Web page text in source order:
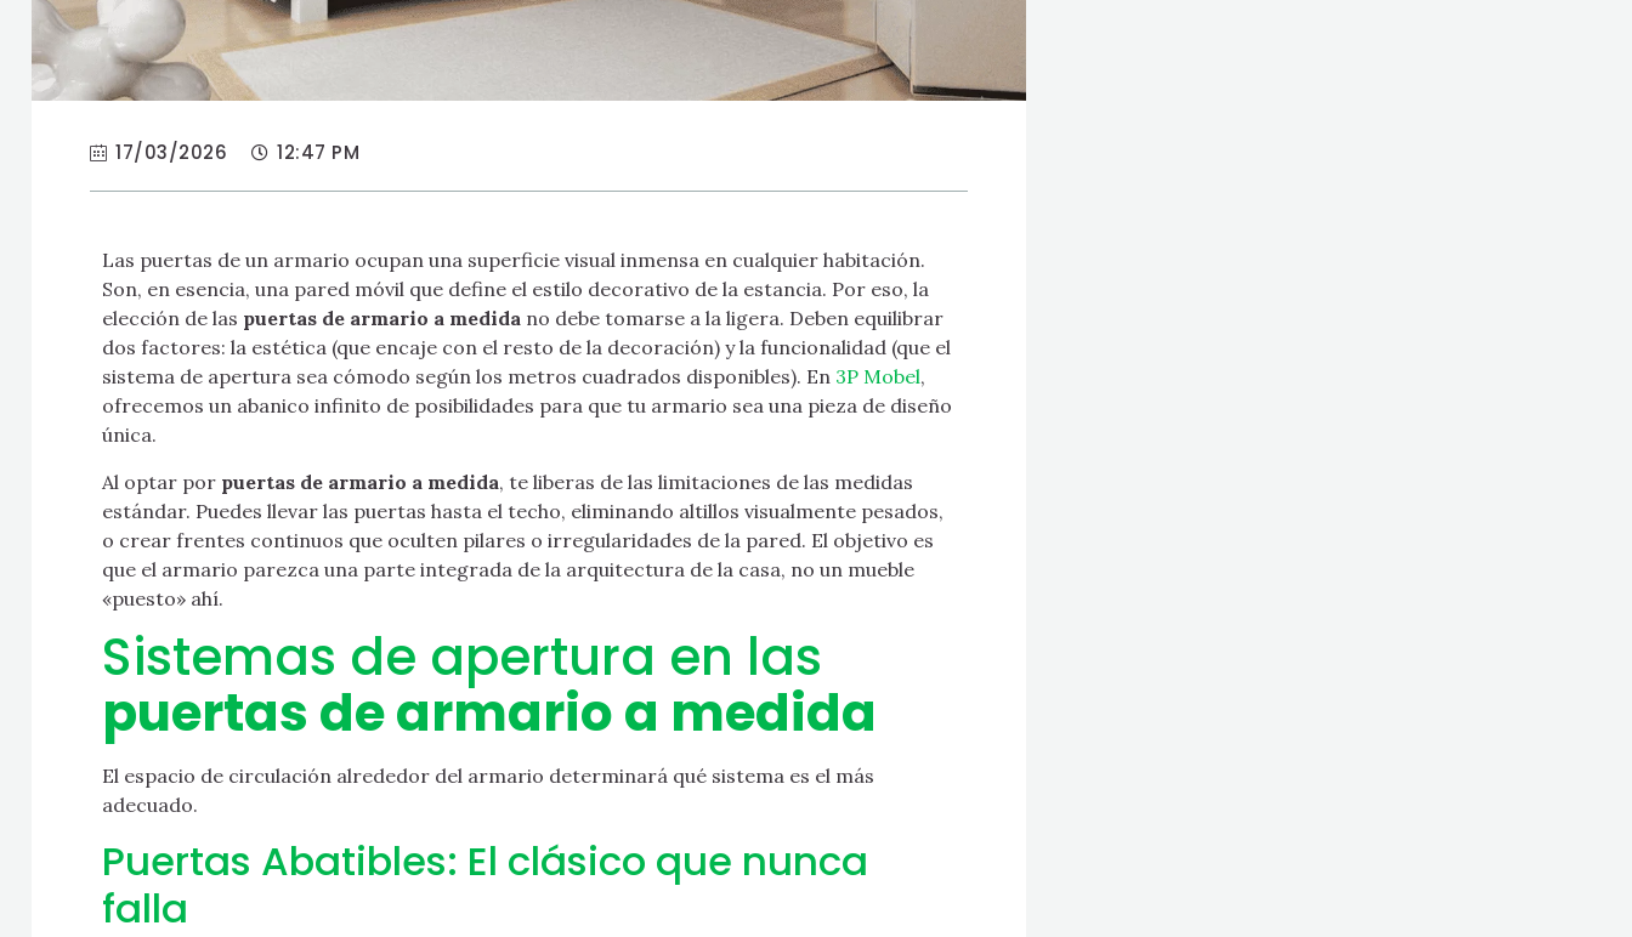
17/03/2026 12:47 PM
Las puertas de un armario ocupan una superficie visual inmensa en cualquier habitación.
Son, en esencia, una pared móvil que define el estilo decorativo de la estancia. Por eso, la
elección de las puertas de armario a medida no debe tomarse a la ligera. Deben equilibrar
dos factores: la estética (que encaje con el resto de la decoración) y la funcionalidad (que el
sistema de apertura sea cómodo según los metros cuadrados disponibles). En 3P Mobel,
ofrecemos un abanico infinito de posibilidades para que tu armario sea una pieza de diseño
única.
Al optar por puertas de armario a medida, te liberas de las limitaciones de las medidas
estándar. Puedes llevar las puertas hasta el techo, eliminando altillos visualmente pesados,
o crear frentes continuos que oculten pilares o irregularidades de la pared. El objetivo es
que el armario parezca una parte integrada de la arquitectura de la casa, no un mueble
«puesto» ahí.
Sistemas de apertura en las
puertas de armario a medida
El espacio de circulación alrededor del armario determinará qué sistema es el más
adecuado.
Puertas Abatibles: El clásico que nunca
falla